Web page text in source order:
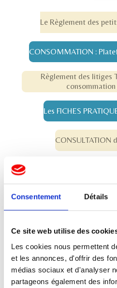
Consentement Détails
Ce site web utilise des
Les cookies nous permettent
et les annonces, d'offrir des
médias sociaux et d'analyser
partageons également des
Le Règlement des
CONSOMMATION :
Règlement des litiges
consommation
Les FICHES
CONSULTATION
IMMOBILIER :
LES NOTAIRES
INSTITUT NATIONAL DE
LES FICHES PRATIQUES
CLAUSES